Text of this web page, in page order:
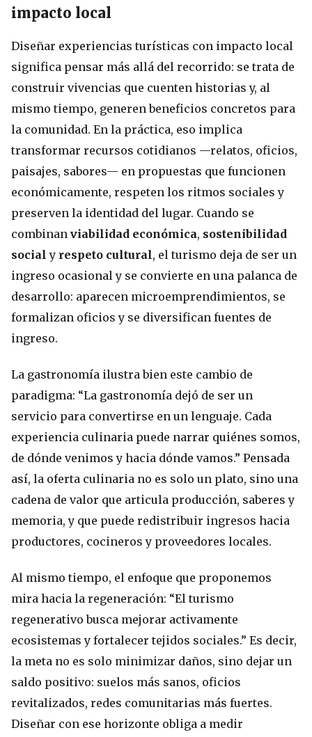
impacto local
Diseñar experiencias turísticas con impacto local
significa pensar más allá del recorrido: se trata de
construir vivencias que cuenten historias y, al
mismo tiempo, generen beneficios concretos para
la comunidad. En la práctica, eso implica
transformar recursos cotidianos —relatos, oficios,
paisajes, sabores— en propuestas que funcionen
económicamente, respeten los ritmos sociales y
preserven la identidad del lugar. Cuando se
combinan viabilidad económica, sostenibilidad
social y respeto cultural, el turismo deja de ser un
ingreso ocasional y se convierte en una palanca de
desarrollo: aparecen microemprendimientos, se
formalizan oficios y se diversifican fuentes de
ingreso.
La gastronomía ilustra bien este cambio de
paradigma: “La gastronomía dejó de ser un
servicio para convertirse en un lenguaje. Cada
experiencia culinaria puede narrar quiénes somos,
de dónde venimos y hacia dónde vamos.” Pensada
así, la oferta culinaria no es solo un plato, sino una
cadena de valor que articula producción, saberes y
memoria, y que puede redistribuir ingresos hacia
productores, cocineros y proveedores locales.
Al mismo tiempo, el enfoque que proponemos
mira hacia la regeneración: “El turismo
regenerativo busca mejorar activamente
ecosistemas y fortalecer tejidos sociales.” Es decir,
la meta no es solo minimizar daños, sino dejar un
saldo positivo: suelos más sanos, oficios
revitalizados, redes comunitarias más fuertes.
Diseñar con ese horizonte obliga a medir